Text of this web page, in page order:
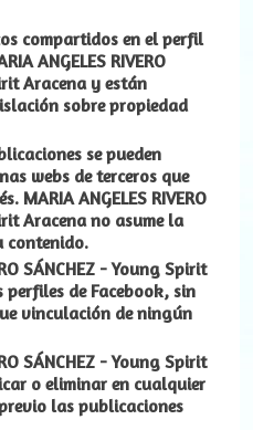
compartidos en el perfil
ANGELES RIVERO
Aracenay están
sobre propiedad
se pueden
webs de terceros que
MARIA ANGELES RIVERO
Aracenano asume la
contenido.
SÁNCHEZ -Young Spirit
de Facebook, sin
vinculación de ningún
SÁNCHEZ -Young Spirit
o eliminar en cualquier
las publicaciones